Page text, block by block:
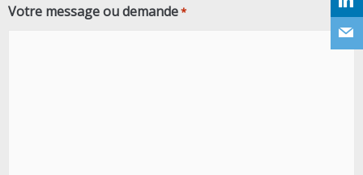
Votre message ou demande*